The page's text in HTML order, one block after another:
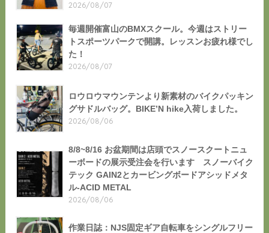
2026/08/07
毎週開催富山のBMXスクール。今週はストリー
トスポーツパークで開講。レッスンお疲れ様でし
た！
2026/08/07
ロウロウマウンテンより新素材のバイクパッキン
グサドルバッグ。BIKE’N hike入荷しました。
2026/08/06
8/8~8/16 お盆期間は店頭でスノースクートニュ
ーボードの展示受注会を行います スノーバイク
テック GAIN2とカービングボードアシッドメタ
ル-ACID METAL
2026/08/06
作業日誌：NJS固定ギア自転車をシングルフリー